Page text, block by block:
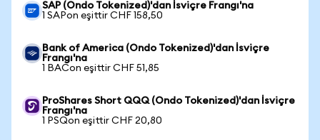
SAP (Ondo Tokenized)'dan İsviçre Frangı'na
1 SAPon eşittir CHF 158,50
Bank of America (Ondo Tokenized)'dan İsviçre
Frangı'na
1 BACon eşittir CHF 51,85
ProShares Short QQQ (Ondo Tokenized)'dan İsviçre
Frangı'na
1 PSQon eşittir CHF 20,80